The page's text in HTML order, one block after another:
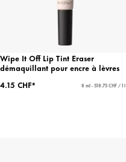
Wipe It Off Lip Tint Eraser
démaquillant pour encre à lèvres
4.15 CHF*
8 ml - 518.75 CHF / 1 l